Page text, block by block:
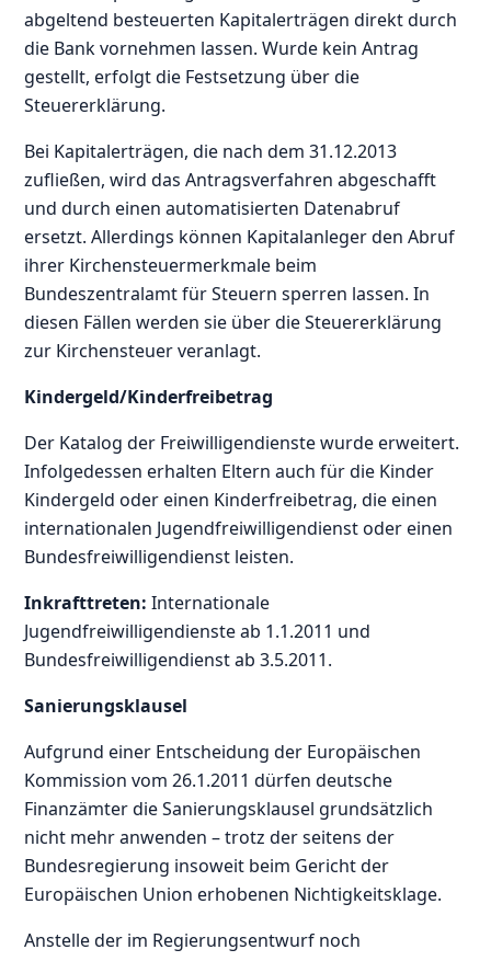
abgeltend besteuerten Kapitalerträgen direkt durch
die Bank vornehmen lassen. Wurde kein Antrag
gestellt, erfolgt die Festsetzung über die
Steuererklärung.
Bei Kapitalerträgen, die nach dem 31.12.2013
zufließen, wird das Antragsverfahren abgeschafft
und durch einen automatisierten Datenabruf
ersetzt. Allerdings können Kapitalanleger den Abruf
ihrer Kirchensteuermerkmale beim
Bundeszentralamt für Steuern sperren lassen. In
diesen Fällen werden sie über die Steuererklärung
zur Kirchensteuer veranlagt.
Kindergeld/Kinderfreibetrag
Der Katalog der Freiwilligendienste wurde erweitert.
Infolgedessen erhalten Eltern auch für die Kinder
Kindergeld oder einen Kinderfreibetrag, die einen
internationalen Jugendfreiwilligendienst oder einen
Bundesfreiwilligendienst leisten.
Inkrafttreten:Internationale
Jugendfreiwilligendienste ab 1.1.2011 und
Bundesfreiwilligendienst ab 3.5.2011.
Sanierungsklausel
Aufgrund einer Entscheidung der Europäischen
Kommission vom 26.1.2011 dürfen deutsche
Finanzämter die Sanierungsklausel grundsätzlich
nicht mehr anwenden – trotz der seitens der
Bundesregierung insoweit beim Gericht der
Europäischen Union erhobenen Nichtigkeitsklage.
Anstelle der im Regierungsentwurf noch